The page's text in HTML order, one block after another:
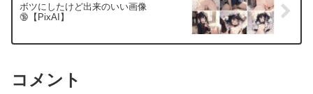
ボツにしたけど出来のいい画像
🔞【PixAI】
コメント